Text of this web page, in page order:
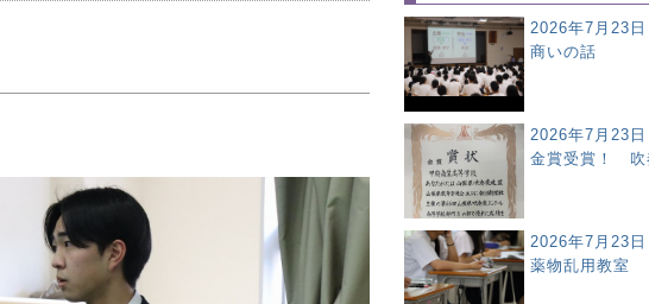
2026年7月23日
商いの話
2026年7月23日
金賞受賞！ 吹
2026年7月23日
薬物乱用教室